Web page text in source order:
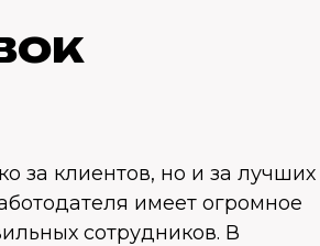
за клиентов, но и за лучших
имеет огромное
сотрудников. В